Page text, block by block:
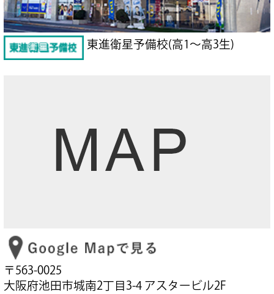
東進衛星予備校(高1～高3生)
〒563-0025
大阪府池田市城南2丁目3-4 アスタービル2F